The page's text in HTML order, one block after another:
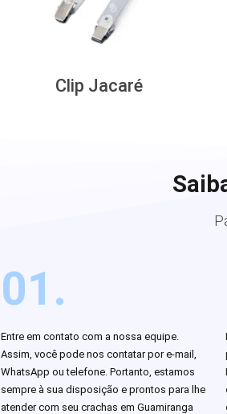
Clip Jacaré
01.
Entre em contato com a nossa equipe.
Assim, você pode nos contatar por e-mail,
WhatsApp ou telefone. Portanto, estamos
sempre à sua disposição e prontos para lhe
atender com seu crachas em Guamiranga